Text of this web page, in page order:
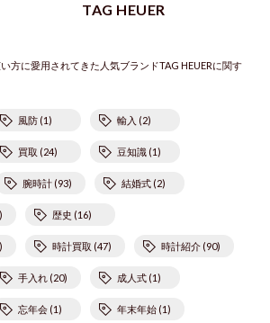
TAG HEUER
方に愛用されてきた人気ブランドTAG HEUERに関す
風防 (1) 輸入 (2)
買取 (24) 豆知識 (1)
腕時計 (93) 結婚式 (2)
歴史 (16)
時計買取 (47) 時計紹介 (90)
手入れ (20) 成人式 (1)
忘年会 (1) 年末年始 (1)